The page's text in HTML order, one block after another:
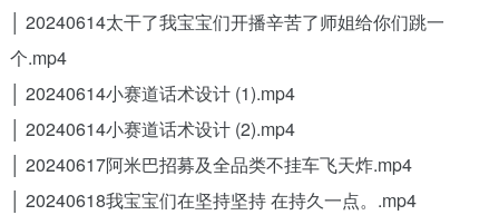
│ 20240614太干了我宝宝们开播辛苦了师姐给你们跳一
个.mp4
│ 20240614小赛道话术设计 (1).mp4
│ 20240614小赛道话术设计 (2).mp4
│ 20240617阿米巴招募及全品类不挂车飞天炸.mp4
│ 20240618我宝宝们在坚持坚持 在持久一点。.mp4